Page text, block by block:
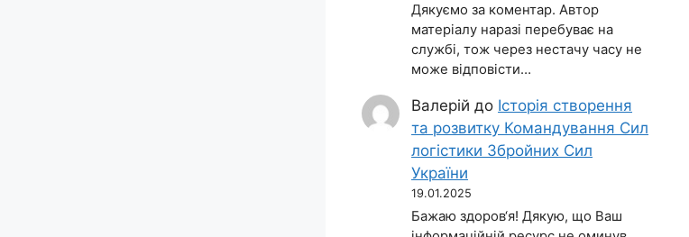
Дякуємо за коментар. Автор
матеріалу наразі перебуває на
службі, тож через нестачу часу не
може відповісти…
Валерій до Історія створення
та розвитку Командування Сил
логістики Збройних Сил
України
19.01.2025
Бажаю здоров‘я! Дякую, що Ваш